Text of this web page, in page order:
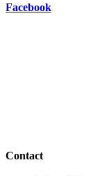
Facebook
Contact